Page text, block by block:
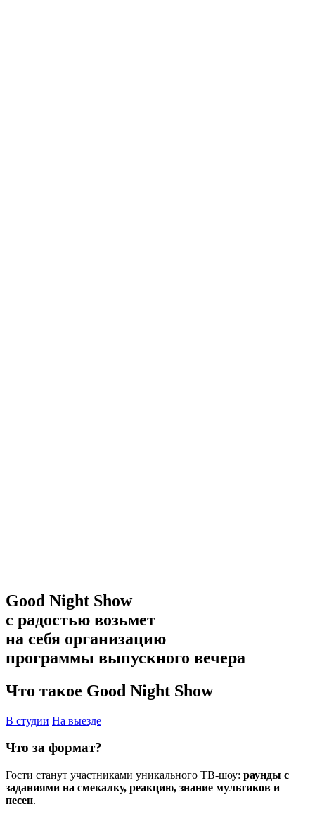
Good Night Show
с радостью возьмет
на себя организацию
программы выпускного вечера
Что такое Good Night Show
В студии На выезде
Что за формат?
Гости станут участниками уникального ТВ-шоу: раунды с
заданиями на смекалку, реакцию, знание мультиков и
песен.